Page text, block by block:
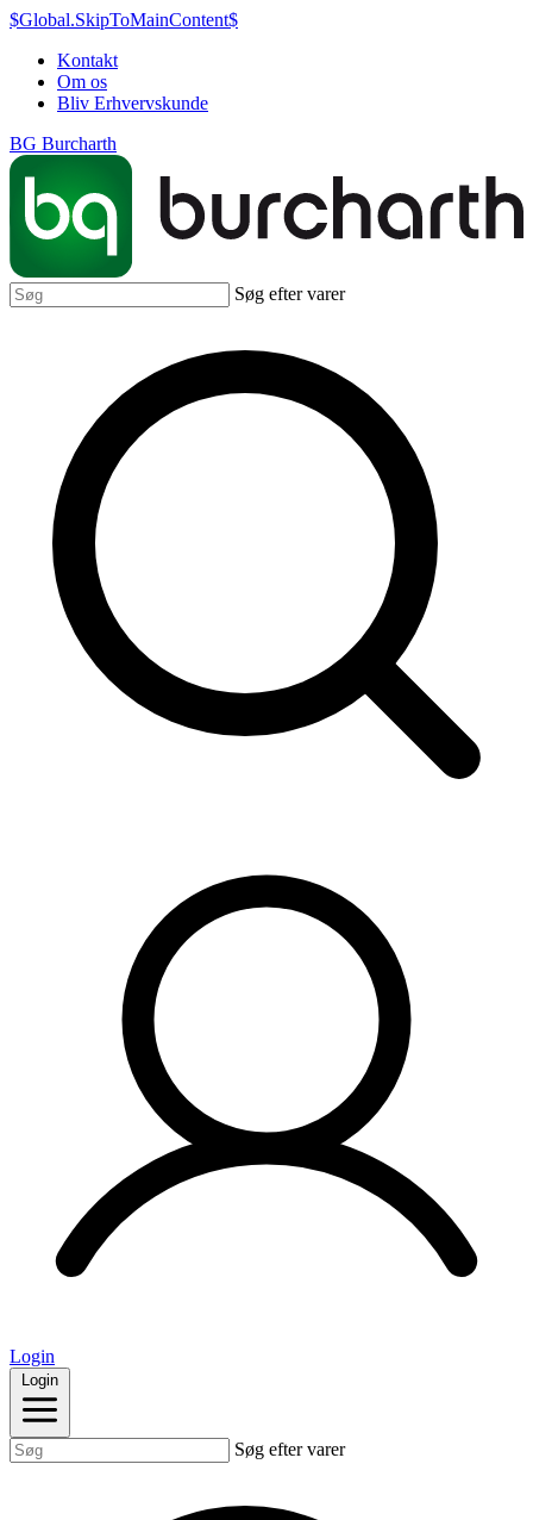
$Global.SkipToMainContent$
Kontakt
Om os
Bliv Erhvervskunde
BG Burcharth
Søg efter varer
Login
Login
Søg efter varer